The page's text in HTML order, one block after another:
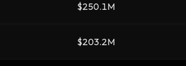
$250.1M
$203.2M